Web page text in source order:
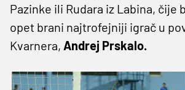
Pazinke ili Rudara iz Labina, čije
opet brani najtrofejniji igrač u
Kvarnera, Andrej Prskalo.